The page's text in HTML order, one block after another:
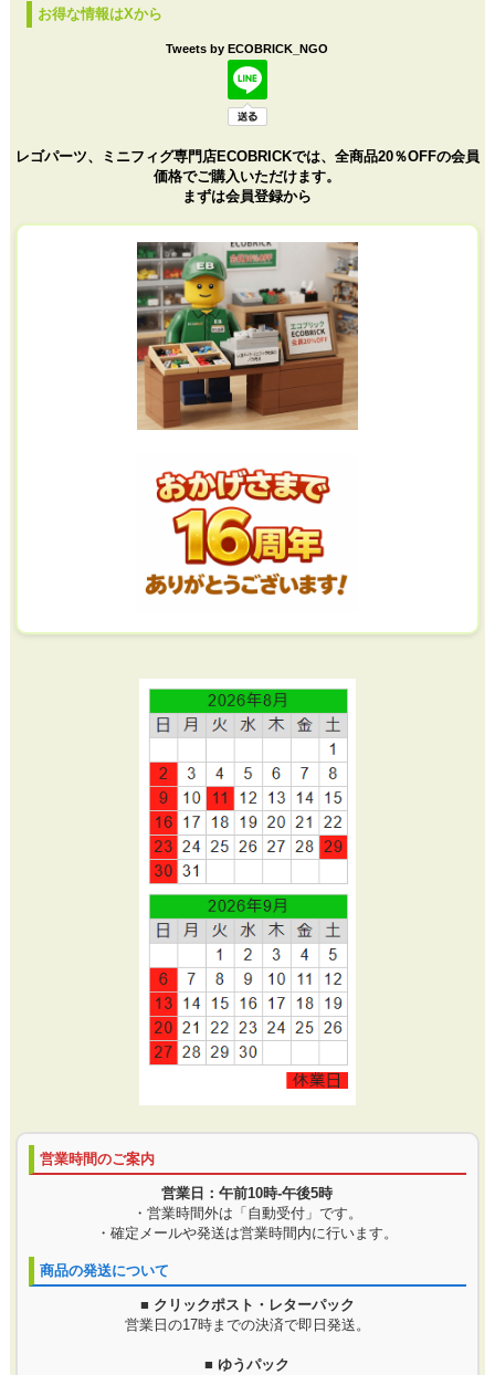
お得な情報はXから
Tweets by ECOBRICK_NGO
レゴパーツ、ミニフィグ専門店ECOBRICKでは、全商品20％OFFの会員
価格でご購入いただけます。
まずは会員登録から
営業時間のご案内
営業日：午前10時-午後5時
・営業時間外は「自動受付」です。
・確定メールや発送は営業時間内に行います。
商品の発送について
■ クリックポスト・レターパック
営業日の17時までの決済で即日発送。
■ ゆうパック